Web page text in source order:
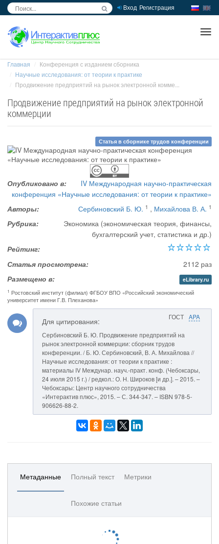
Вход Регистрация
Главная
Конференция с изданием сборника
Научные исследования: от теории к практике
Продвижение предприятий на рынок электронной комме...
Продвижение предприятий на рынок электронной
коммерции
Статья в сборнике трудов конференции
Опубликовано в:
IV Международная научно-практическая
конференция «Научные исследования: от теории к практике»
Авторы:
Сербиновский Б. Ю. 1 , Михайлова В. А. 1
Рубрика:
Экономика (экономическая теория, финансы,
бухгалтерский учет, статистика и др.)
Рейтинг:
Статья просмотрена:
2112 раз
Размещено в:
eLibrary.ru
1 Ростовский институт (филиал) ФГБОУ ВПО «Российский экономический
университет имени Г.В. Плеханова»
ГОСТ APA
Для цитирования:
Сербиновский Б. Ю. Продвижение предприятий на
рынок электронной коммерции: сборник трудов
конференции. / Б. Ю. Сербиновский, В. А. Михайлова //
Научные исследования: от теории к практике :
материалы IV Междунар. науч.-практ. конф. (Чебоксары,
24 июля 2015 г.) / редкол.: О. Н. Широков [и др.]. – 2015. –
Чебоксары: Центр научного сотрудничества
«Интерактив плюс», 2015. – С. 344-347. – ISBN 978-5-
906626-88-2.
Метаданные Полный текст Метрики
Похожие статьи